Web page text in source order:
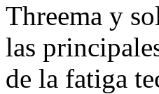
Threema y
las
de la fatiga